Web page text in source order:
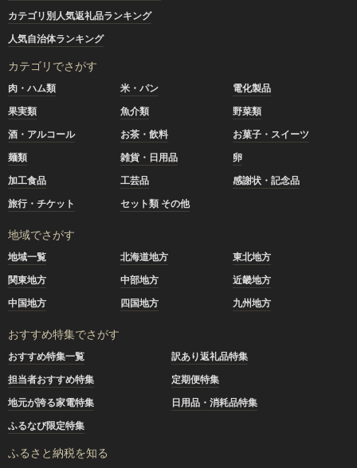
カテゴリ別人気返礼品ランキング
人気自治体ランキング
カテゴリでさがす
肉・ハム類 米・パン
電化製品
果実類
魚介類
野菜類
酒・アルコール
お茶・飲料
お菓子・スイーツ
麺類
雑貨・日用品
卵
加工食品
工芸品
感謝状・記念品
旅行・チケット
セット類 その他
地域でさがす
地域一覧 北海道地方
東北地方
関東地方
中部地方
近畿地方
中国地方
四国地方 九州地方
おすすめ特集でさがす
おすすめ特集一覧
訳あり返礼品特集
担当者おすすめ特集
定期便特集
地元が誇る家電特集
日用品・消耗品特集
ふるなび限定特集
ふるさと納税を知る